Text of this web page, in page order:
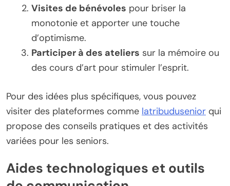
Visites de bénévoles pour briser la
monotonie et apporter une touche
d’optimisme.
Participer à des ateliers sur la mémoire ou
des cours d’art pour stimuler l’esprit.
Pour des idées plus spécifiques, vous pouvez
visiter des plateformes comme latribudusenior qui
propose des conseils pratiques et des activités
variées pour les seniors.
Aides technologiques et outils